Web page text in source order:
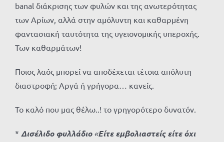
banal διάκρισης των φυλών και της ανωτερότητας
των Αρίων, αλλά στην αμόλυντη και καθαρμένη
φαντασιακή ταυτότητα της υγειονομικής υπεροχής.
Των καθαρμάτων!
Ποιος λαός μπορεί να αποδέχεται τέτοια απόλυτη
διαστροφή; Αργά ή γρήγορα… κανείς.
Το καλό που μας θέλω..! το γρηγορότερο δυνατόν.
* Δισέλιδο φυλλάδιο«Είτε εμβολιαστείς είτε όχι